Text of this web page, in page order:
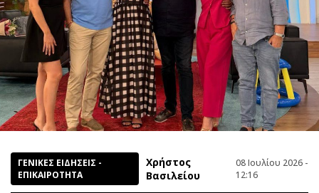
ΓΕΝΙΚΕΣ ΕΙΔΗΣΕΙΣ -
ΕΠΙΚΑΙΡΟΤΗΤΑ
Χρήστος
Βασιλείου
08 Ιουλίου 2026 -
12:16